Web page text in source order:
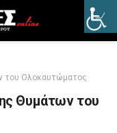
του Ολοκαυτώματος
Θυμάτων του